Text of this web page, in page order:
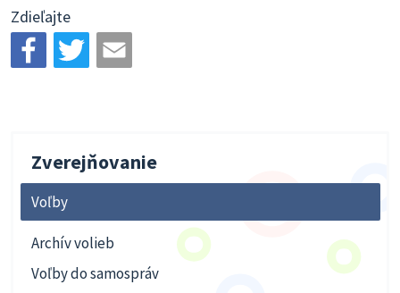
Zdieľajte
Zverejňovanie
Voľby
Archív volieb
Voľby do samospráv